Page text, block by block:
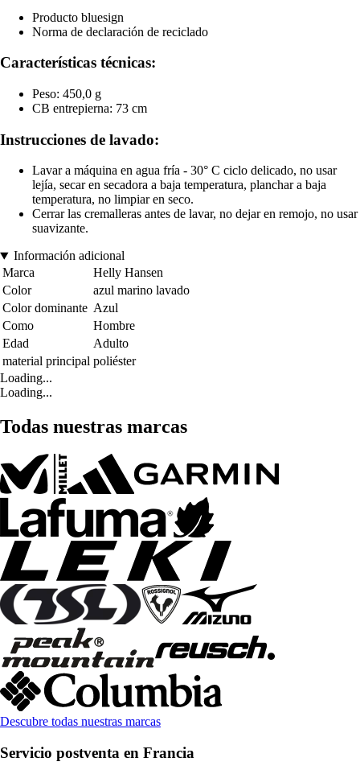
Producto bluesign
Norma de declaración de reciclado
Características técnicas:
Peso: 450,0 g
CB entrepierna: 73 cm
Instrucciones de lavado:
Lavar a máquina en agua fría - 30° C ciclo delicado, no usar
lejía, secar en secadora a baja temperatura, planchar a baja
temperatura, no limpiar en seco.
Cerrar las cremalleras antes de lavar, no dejar en remojo, no usar
suavizante.
Información adicional
Marca
Helly Hansen
Color
azul marino lavado
Color dominante Azul
Como
Hombre
Edad
Adulto
material principal poliéster
Loading...
Loading...
Todas nuestras marcas
Descubre todas nuestras marcas
Servicio postventa en Francia